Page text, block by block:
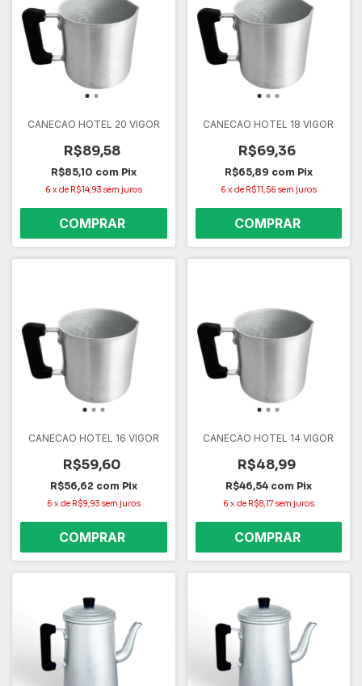
CANECAO HOTEL 20 VIGOR
R$89,58
R$85,10 com Pix
6 xde R$14,93 sem juros
CANECAO HOTEL 18 VIGOR
R$69,36
R$65,89 com Pix
6 xde R$11,56 sem juros
CANECAO HOTEL 16 VIGOR
R$59,60
R$56,62 com Pix
6 xde R$9,93 sem juros
CANECAO HOTEL 14 VIGOR
R$48,99
R$46,54 com Pix
6 xde R$8,17 sem juros